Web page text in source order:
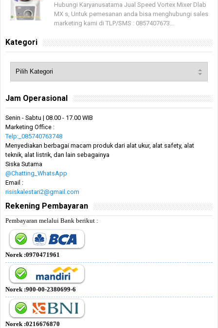
Hubungi Karyanusatama Jual Speed Vortex Mixer Dlab
MX s, Untuk pemesanan anda bisa menghubungi sales
marketing kami di TLP/SMS : 0857407673...
Kategori
Jam Operasional
Senin - Sabtu | 08.00 - 17.00 WIB
Marketing Office :
Telp:_085740763748
Menyediakan berbagai macam produk dari alat ukur, alat safety, alat
teknik, alat listrik, dan lain sebagainya
Siska Sutama
@Chatting_WhatsApp
Email :
risiskalestari2@gmail.com
Rekening Pembayaran
Pembayaran melalui Bank berikut :
Norek :0970471961
Norek :900-00-2380699-6
Norek :0216676870